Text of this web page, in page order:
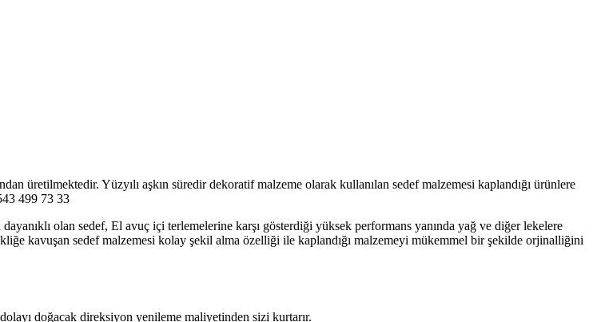
üretilmektedir. Yüzyılı aşkın süredir dekoratif malzeme olarak kullanılan sedef malzemesi kaplandığı ürünlere
499 73 33
olan sedef, El avuç içi terlemelerine karşı gösterdiği yüksek performans yanında yağ ve diğer lekelere
kavuşan sedef malzemesi kolay şekil alma özelliği ile kaplandığı malzemeyi mükemmel bir şekilde orjinalliğini
doğacak direksiyon yenileme maliyetinden sizi kurtarır.